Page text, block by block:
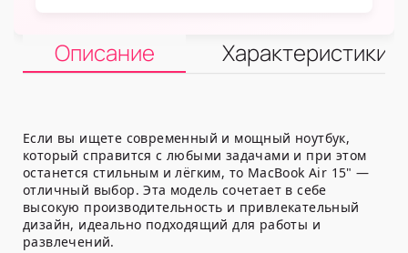
Описание Характеристики
Если вы ищете современный и мощный ноутбук,
который справится с любыми задачами и при этом
останется стильным и лёгким, то MacBook Air 15" —
отличный выбор. Эта модель сочетает в себе
высокую производительность и привлекательный
дизайн, идеально подходящий для работы и
развлечений.